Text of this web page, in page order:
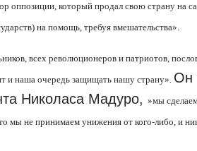
оппозиции, который продал свою страну на
на помощь, требуя вмешательства».
всех революционеров и патриотов,
и наша очередь защищать нашу страну». Он
Николаса Мадуро, »мы
мы не принимаем унижения от кого-либо, и